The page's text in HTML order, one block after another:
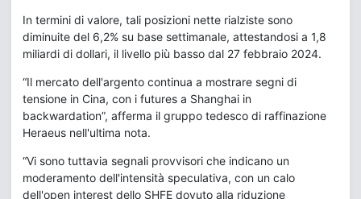
In termini di valore, tali posizioni nette rialziste sono
diminuite del 6,2% su base settimanale, attestandosi a 1,8
miliardi di dollari, il livello più basso dal 27 febbraio 2024.
“Il mercato dell'argento continua a mostrare segni di
tensione in Cina, con i futures a Shanghai in
backwardation”, afferma il gruppo tedesco di raffinazione
Heraeus nell'ultima nota.
“Vi sono tuttavia segnali provvisori che indicano un
moderamento dell'intensità speculativa, con un calo
dell'open interest dello SHFE dovuto alla riduzione